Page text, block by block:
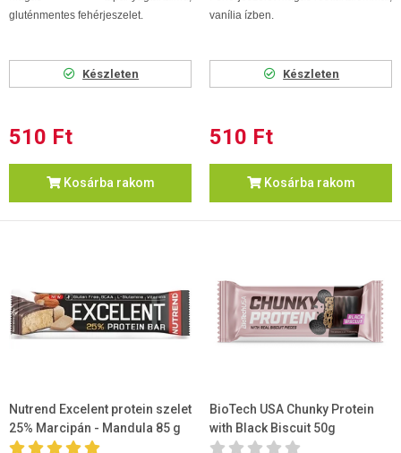
gluténmentes fehérjeszelet.
Készleten
510 Ft
Kosárba rakom
vanília ízben.
Készleten
510 Ft
Kosárba rakom
Nutrend Excelent protein szelet
25% Marcipán - Mandula 85 g
BioTech USA Chunky Protein
with Black Biscuit 50g